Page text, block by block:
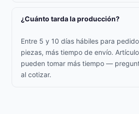
¿Cuánto tarda la producción?
Entre 5 y 10 días hábiles para
piezas, más tiempo de envío.
pueden tomar más tiempo —
al cotizar.